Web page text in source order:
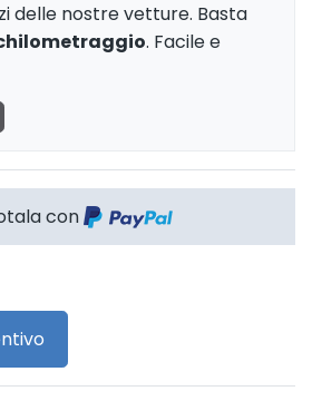
delle nostre vetture. Basta
. Facile e
con